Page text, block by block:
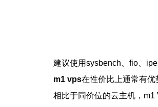
建议使用sysbench、fio、
m1 vps在性价比上通常有
相比于同价位的云主机，